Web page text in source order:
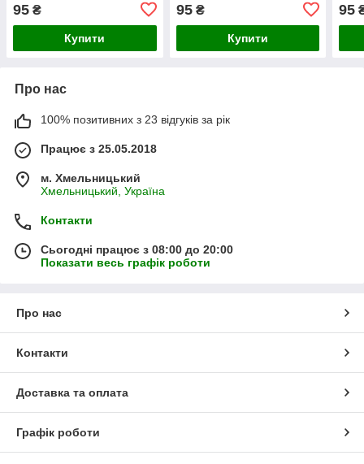
95 ₴
Купити
AP021108MS
95₴
Купити
95
Про нас
100% позитивних з 23 відгуків за рік
Працює з 25.05.2018
м. Хмельницький
Хмельницький, Україна
Контакти
Сьогодні працює з 08:00 до 20:00
Показати весь графік роботи
Про нас
Контакти
Доставка та оплата
Графік роботи